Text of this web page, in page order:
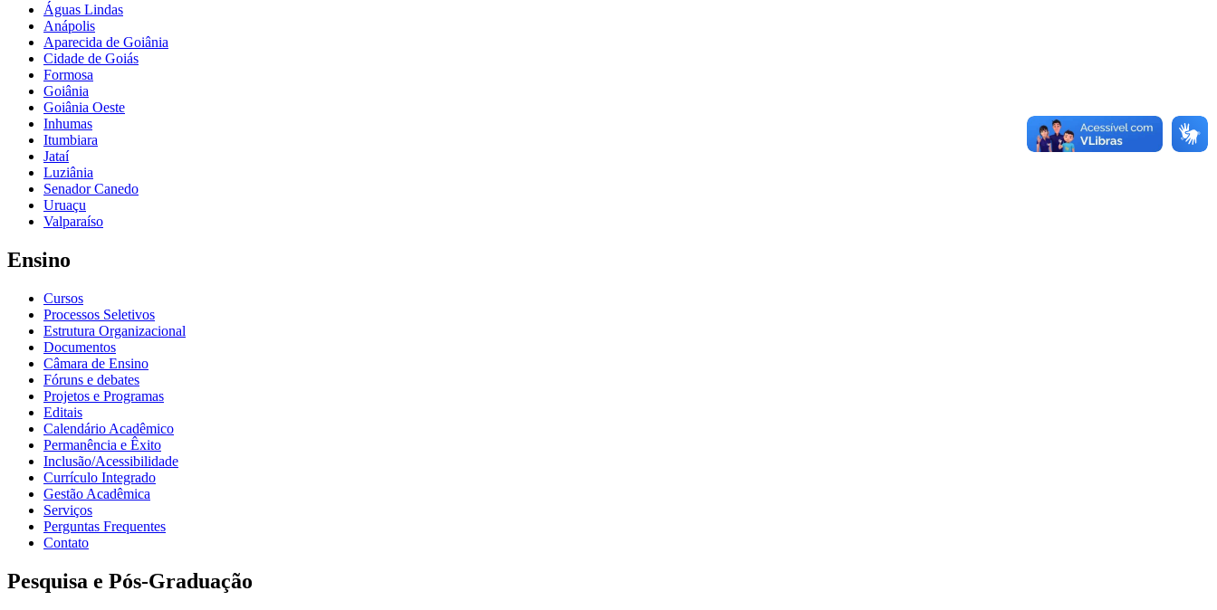
Águas Lindas
Anápolis
Aparecida de Goiânia
Cidade de Goiás
Formosa
Goiânia
Goiânia Oeste
Inhumas
Itumbiara
Jataí
Luziânia
Senador Canedo
Uruaçu
Valparaíso
Ensino
Cursos
Processos Seletivos
Estrutura Organizacional
Documentos
Câmara de Ensino
Fóruns e debates
Projetos e Programas
Editais
Calendário Acadêmico
Permanência e Êxito
Inclusão/Acessibilidade
Currículo Integrado
Gestão Acadêmica
Serviços
Perguntas Frequentes
Contato
Pesquisa e Pós-Graduação